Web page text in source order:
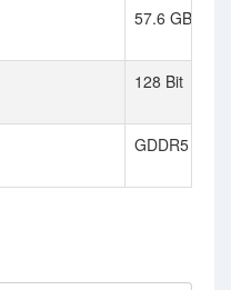
57.6 GB / s
128 Bit
GDDR5